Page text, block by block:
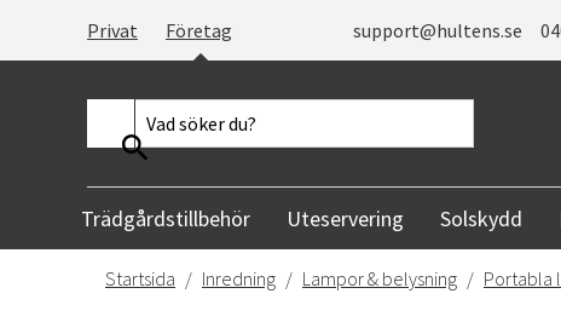
Privat Företag support@hultens.se
Trädgårdstillbehör Uteservering Solskydd
Startsida Inredning Lampor & belysning Portabla